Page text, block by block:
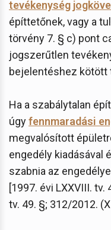
tevékenység
építtetőnek, vagy a
törvény 7. § c) pont
jogszerűtlen
bejelentéshez kötött
Ha a szabálytalan
úgyfennmaradási
megvalósított
engedély kiadásával
szabnia az
[1997. évi LXXVIII. tv.
tv. 49. §; 312/2012.